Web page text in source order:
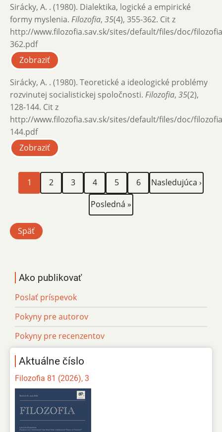
Sirácky, A. . (1980). Dialektika, logické a empirické
formy myslenia. Filozofia, 35(4), 355-362. Cit z
http://www.filozofia.sav.sk/sites/default/files/doc/
362.pdf
Zobraziť
Sirácky, A. . (1980). Teoretické a ideologické problémy
rozvinutej socialistickej spoločnosti. Filozofia, 35(2),
128-144. Cit z
http://www.filozofia.sav.sk/sites/default/files/doc/
144.pdf
Zobraziť
Stránkovanie
Aktuálna
stránka
1 Page
2 Page
3 Page
4 Page
5 Page
6
Ďalšia
strana
Nasledujúca ›
Posledná
strana
Posledná »
Späť
Ako publikovať
Poslať príspevok
Pokyny pre autorov
Pokyny pre recenzentov
Aktuálne číslo
Filozofia 81 (2026), 3